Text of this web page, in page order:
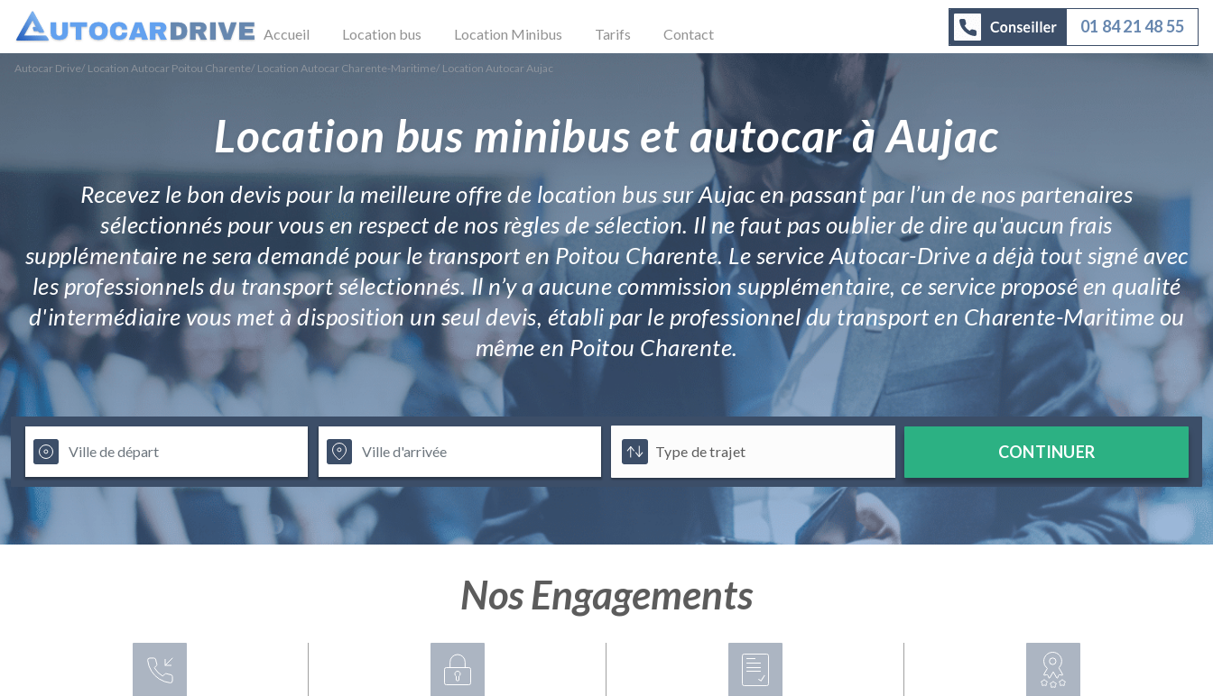
Accueil Location bus Location Minibus Tarifs Contact 01 84 21 48 55
Autocar Drive/ Location Autocar Poitou Charente/ Location Autocar Charente-Maritime/ Location Autocar Aujac
Location bus minibus et autocar à Aujac
Recevez le bon devis pour la meilleure offre de location bus sur Aujac en passant par l’un de nos partenaires
sélectionnés pour vous en respect de nos règles de sélection. Il ne faut pas oublier de dire qu'aucun frais
supplémentaire ne sera demandé pour le transport en Poitou Charente. Le service Autocar-Drive a déjà tout signé avec
les professionnels du transport sélectionnés. Il n’y a aucune commission supplémentaire, ce service proposé en qualité
d'intermédiaire vous met à disposition un seul devis, établi par le professionnel du transport en Charente-Maritime ou
même en Poitou Charente.
CONTINUER
Nos Engagements